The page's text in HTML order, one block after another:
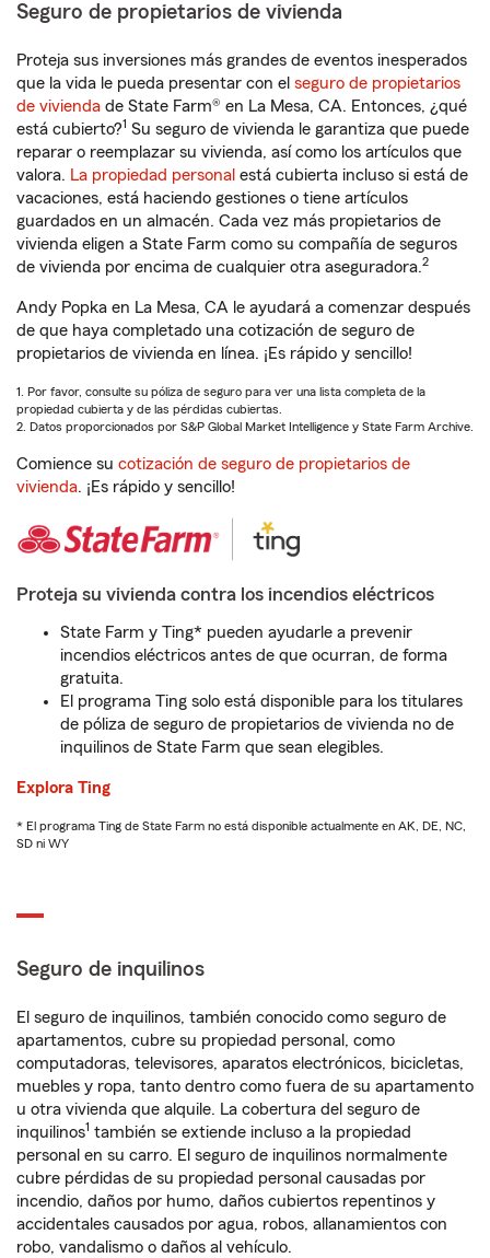
Seguro de propietarios de vivienda
Proteja sus inversiones más grandes de eventos inesperados
que la vida le pueda presentar con el seguro de propietarios
de vivienda de State Farm® en La Mesa, CA. Entonces, ¿qué
está cubierto?1 Su seguro de vivienda le garantiza que puede
reparar o reemplazar su vivienda, así como los artículos que
valora. La propiedad personal está cubierta incluso si está de
vacaciones, está haciendo gestiones o tiene artículos
guardados en un almacén. Cada vez más propietarios de
vivienda eligen a State Farm como su compañía de seguros
de vivienda por encima de cualquier otra aseguradora.2
Andy Popka en La Mesa, CA le ayudará a comenzar después
de que haya completado una cotización de seguro de
propietarios de vivienda en línea. ¡Es rápido y sencillo!
1. Por favor, consulte su póliza de seguro para ver una lista completa de la
propiedad cubierta y de las pérdidas cubiertas.
2. Datos proporcionados por S&P Global Market Intelligence y State Farm Archive.
Comience su cotización de seguro de propietarios de
vivienda. ¡Es rápido y sencillo!
Proteja su vivienda contra los incendios eléctricos
State Farm y Ting* pueden ayudarle a prevenir
incendios eléctricos antes de que ocurran, de forma
gratuita.
El programa Ting solo está disponible para los titulares
de póliza de seguro de propietarios de vivienda no de
inquilinos de State Farm que sean elegibles.
Explora Ting
* El programa Ting de State Farm no está disponible actualmente en AK, DE, NC,
SD ni WY
Seguro de inquilinos
El seguro de inquilinos, también conocido como seguro de
apartamentos, cubre su propiedad personal, como
computadoras, televisores, aparatos electrónicos, bicicletas,
muebles y ropa, tanto dentro como fuera de su apartamento
u otra vivienda que alquile. La cobertura del seguro de
inquilinos1 también se extiende incluso a la propiedad
personal en su carro. El seguro de inquilinos normalmente
cubre pérdidas de su propiedad personal causadas por
incendio, daños por humo, daños cubiertos repentinos y
accidentales causados por agua, robos, allanamientos con
robo, vandalismo o daños al vehículo.